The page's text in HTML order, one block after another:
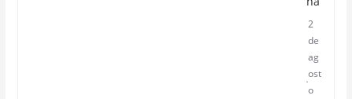
2
de
ag
ost
o